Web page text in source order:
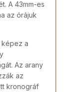
A 43mm-es
az órájuk
képez a
Az arany
az
kronográf